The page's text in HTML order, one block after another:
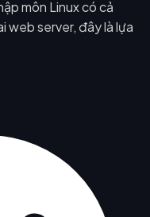
môn Linux có cả
web server, đây là lựa